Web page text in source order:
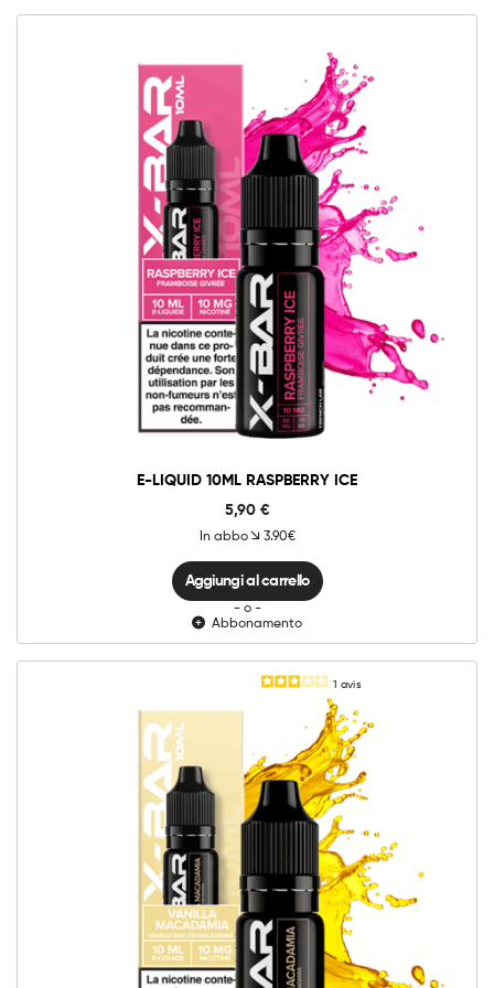
E-LIQUID 10ML RASPBERRY ICE
5,90 €
In abbo 3.90€
10mg 20mg
E-
liquid
10ml
Raspberry
Ice
quantità
Aggiungi al carrello
Aggiungi al carrello
- o -
Abbonamento
1 avis